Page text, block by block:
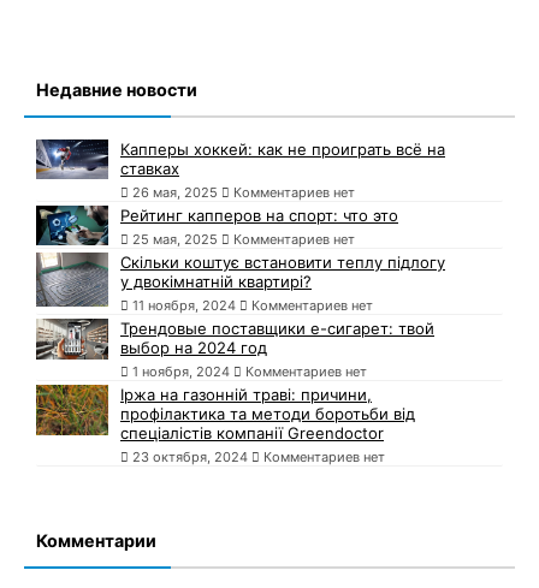
Недавние новости
Капперы хоккей: как не проиграть всё на
ставках
26 мая, 2025 Комментариев нет
Рейтинг капперов на спорт: что это
25 мая, 2025 Комментариев нет
Скільки коштує встановити теплу підлогу
у двокімнатній квартирі?
11 ноября, 2024 Комментариев нет
Трендовые поставщики e-сигарет: твой
выбор на 2024 год
1 ноября, 2024 Комментариев нет
Іржа на газонній траві: причини,
профілактика та методи боротьби від
спеціалістів компанії Greendoctor
23 октября, 2024 Комментариев нет
Комментарии